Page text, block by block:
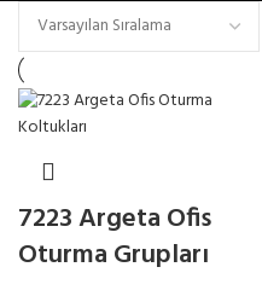
7223 Argeta Ofis
Oturma Grupları